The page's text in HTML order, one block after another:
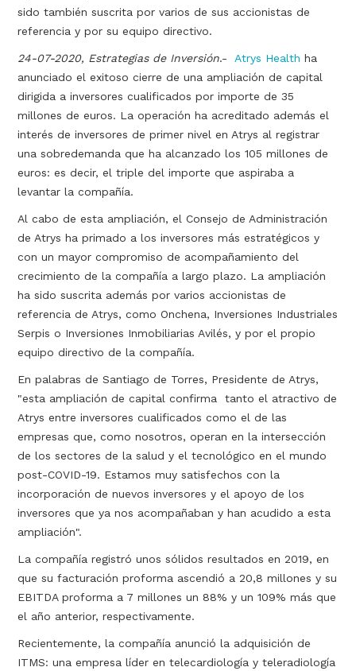
sido también suscrita por varios de sus accionistas de
referencia y por su equipo directivo.
24-07-2020, Estrategias de Inversión.- Atrys Health ha
anunciado el exitoso cierre de una ampliación de capital
dirigida a inversores cualificados por importe de 35
millones de euros. La operación ha acreditado además el
interés de inversores de primer nivel en Atrys al registrar
una sobredemanda que ha alcanzado los 105 millones de
euros: es decir, el triple del importe que aspiraba a
levantar la compañía.
Al cabo de esta ampliación, el Consejo de Administración
de Atrys ha primado a los inversores más estratégicos y
con un mayor compromiso de acompañamiento del
crecimiento de la compañía a largo plazo. La ampliación
ha sido suscrita además por varios accionistas de
referencia de Atrys, como Onchena, Inversiones Industriales
Serpis o Inversiones Inmobiliarias Avilés, y por el propio
equipo directivo de la compañía.
En palabras de Santiago de Torres, Presidente de Atrys,
"esta ampliación de capital confirma tanto el atractivo de
Atrys entre inversores cualificados como el de las
empresas que, como nosotros, operan en la intersección
de los sectores de la salud y el tecnológico en el mundo
post-COVID-19. Estamos muy satisfechos con la
incorporación de nuevos inversores y el apoyo de los
inversores que ya nos acompañaban y han acudido a esta
ampliación".
La compañía registró unos sólidos resultados en 2019, en
que su facturación proforma ascendió a 20,8 millones y su
EBITDA proforma a 7 millones un 88% y un 109% más que
el año anterior, respectivamente.
Recientemente, la compañía anunció la adquisición de
ITMS: una empresa líder en telecardiología y teleradiología